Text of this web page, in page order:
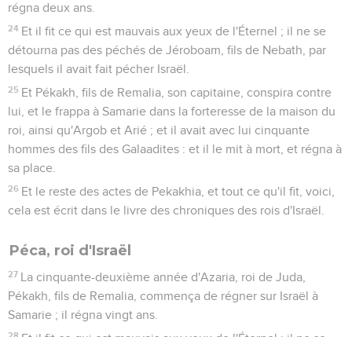
régna deux ans.
24 Et il fit ce qui est mauvais aux yeux de l'Éternel ; il ne se
détourna pas des péchés de Jéroboam, fils de Nebath, par
lesquels il avait fait pécher Israël.
25 Et Pékakh, fils de Remalia, son capitaine, conspira contre
lui, et le frappa à Samarie dans la forteresse de la maison du
roi, ainsi qu'Argob et Arié ; et il avait avec lui cinquante
hommes des fils des Galaadites : et il le mit à mort, et régna à
sa place.
26 Et le reste des actes de Pekakhia, et tout ce qu'il fit, voici,
cela est écrit dans le livre des chroniques des rois d'Israël.
Péca, roi d'Israël
27 La cinquante-deuxième année d'Azaria, roi de Juda,
Pékakh, fils de Remalia, commença de régner sur Israël à
Samarie ; il régna vingt ans.
28